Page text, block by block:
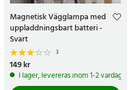
Magnetisk Vägglampa med
uppladdningsbart batteri -
Svart
3
Pris:149 kr
149 kr
I lager, levereras inom 1-2 vardagar